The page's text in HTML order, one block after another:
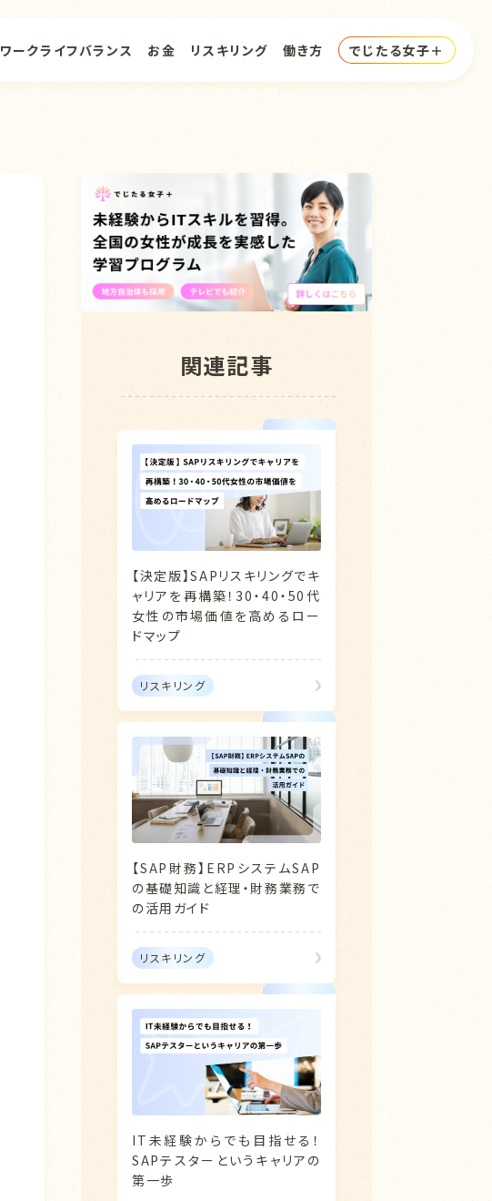
ワークライフバランス お金 リスキリング 働き方 でじたる女子＋
関連記事
【決定版】SAPリスキリングでキ
ャリアを再構築！30・40・50代
女性の市場価値を高めるロー
ドマップ
リスキリング
【SAP財務】ERPシステムSAP
の基礎知識と経理・財務業務で
の活用ガイド
リスキリング
IT未経験からでも目指せる！
SAPテスターというキャリアの
第一歩